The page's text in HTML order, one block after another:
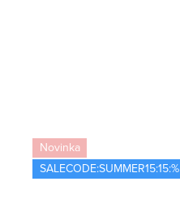
Novinka
SALECODE:SUMMER15:15:%